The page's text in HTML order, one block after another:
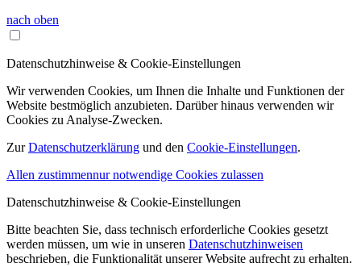
nach oben
Datenschutzhinweise & Cookie-Einstellungen
Wir verwenden Cookies, um Ihnen die Inhalte und Funktionen der
Website bestmöglich anzubieten. Darüber hinaus verwenden wir
Cookies zu Analyse-Zwecken.
ZurDatenschutzerklärung und den Cookie-Einstellungen.
Allen zustimmennur notwendige Cookies zulassen
Datenschutzhinweise & Cookie-Einstellungen
Bitte beachten Sie, dass technisch erforderliche Cookies gesetzt
werden müssen, um wie in unseren Datenschutzhinweisen
beschrieben, die Funktionalität unserer Website aufrecht zu erhalten.